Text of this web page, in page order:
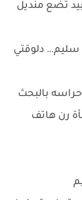
تضع منديل
دلوقتي
بالبحث
رن هاتف